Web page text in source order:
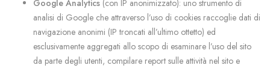
Google Analytics (con IP anonimizzato): uno strumento di
analisi di Google che attraverso l’uso di cookies raccoglie dati di
navigazione anonimi (IP troncati all’ultimo ottetto) ed
esclusivamente aggregati allo scopo di esaminare l’uso del sito
da parte degli utenti, compilare report sulle attività nel sito e